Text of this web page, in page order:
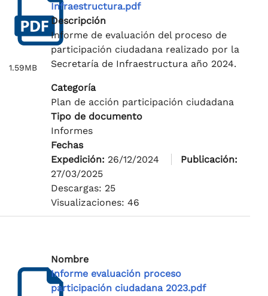
1.59MB
Infraestructura.pdf
Descripción
Informe de evaluación del proceso de
participación ciudadana realizado por la
Secretaría de Infraestructura año 2024.
Categoría
Plan de acción participación ciudadana
Tipo de documento
Informes
Fechas
Expedición: 26/12/2024
Publicación:
27/03/2025
Descargas: 25
Visualizaciones: 46
Nombre
Informe evaluación proceso
participación ciudadana 2023.pdf